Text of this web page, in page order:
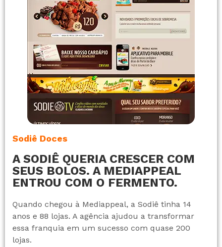
Sodiê Doces
A SODIÊ QUERIA CRESCER COM
SEUS BOLOS. A MEDIAPPEAL
ENTROU COM O FERMENTO.
Quando chegou à Mediappeal, a Sodiê tinha 14
anos e 88 lojas. A agência ajudou a transformar
essa franquia em um sucesso com quase 200
lojas.